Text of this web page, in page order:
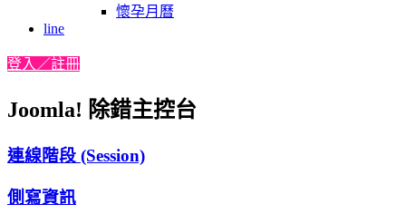
懷孕月曆
line
登入／註冊
Joomla! 除錯主控台
連線階段 (Session)
側寫資訊